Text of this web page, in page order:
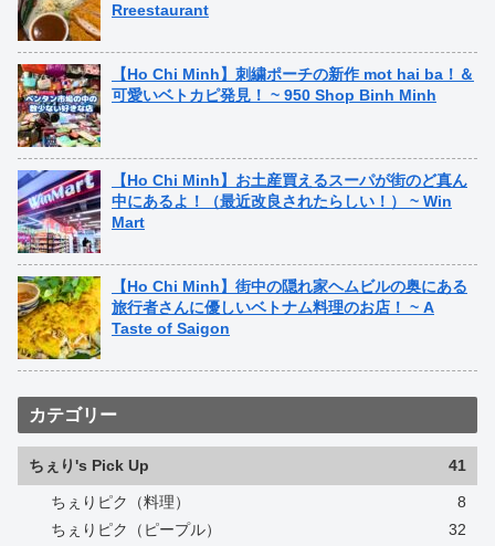
Rreestaurant
【Ho Chi Minh】刺繍ポーチの新作 mot hai ba！＆
可愛いベトカピ発見！ ~ 950 Shop Binh Minh
【Ho Chi Minh】お土産買えるスーパが街のど真ん
中にあるよ！（最近改良されたらしい！） ~ Win
Mart
【Ho Chi Minh】街中の隠れ家ヘムビルの奥にある
旅行者さんに優しいベトナム料理のお店！ ~ A
Taste of Saigon
カテゴリー
ちぇり's Pick Up 41
ちぇりピク（料理）
8
ちぇりピク（ピープル）
32